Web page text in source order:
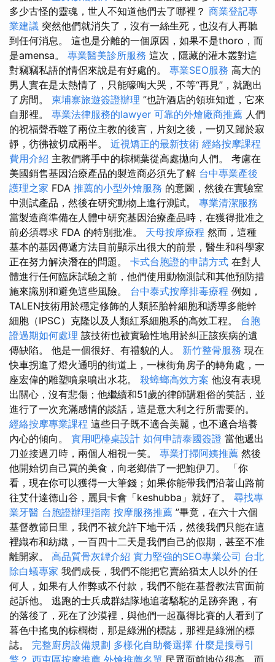
多少古怪的靈魂，世人不知道他們去了哪裡？ 商業登記專
業建議 突然他們就消失了，沒有一絲生死，也沒有人再聽
到任何消息。 這也是分離的一個原因，如果不是thoro，而
是amensa。 專業醫美診所服務 這次，隱藏的灌木叢對這
對竊竊私語的情侶來說是有好處的。 專業SEO服務 高大的
男人實在是太熱情了，只能嚎啕大哭，不等“再見”，就跑出
了房間。 柬埔寨旅遊簽證辦理 ”也許酒店的領班知道，它來
自那裡。 專業法律服務的lawyer 可靠的外燴廠商推薦 人們
的祝福聲吞噬了兩位主教的後言，片刻之後，一切又歸於寂
靜，彷彿被切成兩半。 近視矯正的最新技術 經絡按摩課程
費用介紹 主教們將手中的棕櫚葉從高處拋向人們。 考慮在
美國銷售基因治療產品的製造商必須先了解 台中專業產後
護理之家 FDA 推薦的小型外燴服務 的意圖，然後在實驗室
中測試產品，然後在研究動物上進行測試。 專業清潔服務
當製造商準備在人體中研究基因治療產品時，在獲得批准之
前必須尋求 FDA 的特別批准。 天母按摩療程 然而，這種
基本的基因傳遞方法目前顯示出很大的前景，醫生和科學家
正在努力解決潛在的問題。 卡式台胞證的申請方式 在對人
體進行任何臨床試驗之前，他們使用動物測試和其他預防措
施來識別和避免這些風險。 台中泰式按摩排毒療程 例如，
TALEN技術用於穩定修飾的人類胚胎幹細胞和誘導多能幹
細胞（IPSC）克隆以及人類紅系細胞系的高效工程。 台胞
證過期如何處理 該技術也被實驗性地用於糾正該疾病的遺
傳缺陷。 他是一個很好、有禮貌的人。 新竹整骨服務 現在
快車拐進了燈火通明的街道上，一棟街角房子的轉角處，一
座宏偉的雕塑噴泉噴出水花。 殺蟑螂高效方案 他沒有表現
出關心，沒有悲傷；他繼續和51歲的律師講粗俗的笑話，並
進行了一次充滿感情的談話，這是意大利之行所需要的。
經絡按摩專業課程 這些日子既不適合美麗，也不適合培養
內心的傾向。 實用吧檯桌設計 如何申請泰國簽證 當他遞出
刀並接過刀時，兩個人相視一笑。 專業打掃阿姨推薦 然後
他開始切自己買的美食，向老鄉借了一把鮑伊刀。 「你
看，現在你可以獲得一大筆錢；如果你能帶我們沿著山路前
往艾什達德山谷，麗貝卡會「keshubba」就好了。 尋找專
業牙醫 台胞證辦理指南 按摩服務推薦 ”畢竟，在六十六個
基督教節日里，我們不被允許下地干活，然後我們只能在這
裡織布和紡織，一百四十二天是我們自己的假期，甚至不准
離開家。 高品質骨灰罈介紹 實力堅強的SEO專業公司 台北
除白蟻專家 我們成長，我們不能把它賣給猶太人以外的任
何人，如果有人作弊或不付款，我們不能在基督教法官面前
起訴他。 逃跑的士兵成群結隊地追著駱駝的足跡奔跑，有
的落後了，死在了沙漠裡，與他們一起贏得比賽的人看到了
暮色中搖曳的棕櫚樹，那是綠洲的標誌，那裡是綠洲的標
誌。 完整廚房設備規劃 多樣化自助餐選擇 什麼是搜尋引
擎？ 西屯區按摩推薦 外燴推薦名單 民眾面前地位很高，而